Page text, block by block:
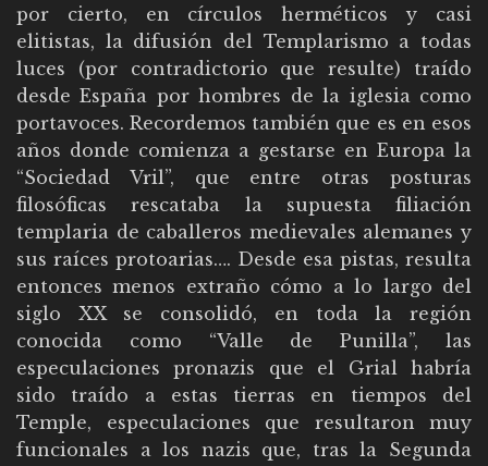
por cierto, en círculos herméticos y casi
elitistas, la difusión del Templarismo a todas
luces (por contradictorio que resulte) traído
desde España por hombres de la iglesia como
portavoces. Recordemos también que es en esos
años donde comienza a gestarse en Europa la
“Sociedad Vril”, que entre otras posturas
filosóficas rescataba la supuesta filiación
templaria de caballeros medievales alemanes y
sus raíces protoarias…. Desde esa pistas, resulta
entonces menos extraño cómo a lo largo del
siglo XX se consolidó, en toda la región
conocida como “Valle de Punilla”, las
especulaciones pronazis que el Grial habría
sido traído a estas tierras en tiempos del
Temple, especulaciones que resultaron muy
funcionales a los nazis que, tras la Segunda